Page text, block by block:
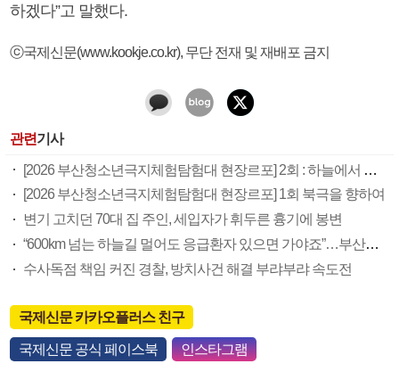
하겠다”고 말했다.
ⓒ국제신문(www.kookje.co.kr), 무단 전재 및 재배포 금지
관련기사
[2026 부산청소년극지체험탐험대 현장르포] 2회 : 하늘에서 만난 얼음의 나라
[2026 부산청소년극지체험탐험대 현장르포] 1회 북극을 향하여
변기 고치던 70대 집 주인, 세입자가 휘두른 흉기에 봉변
“600km 넘는 하늘길 멀어도 응급환자 있으면 가야죠”…부산소방항공대 활약상 눈길
수사독점 책임 커진 경찰, 방치사건 해결 부랴부랴 속도전
국제신문 카카오플러스 친구
국제신문 공식 페이스북 인스타그램